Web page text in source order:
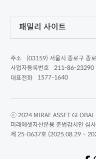
패밀리 사이트
주소
(03159) 서울시 종로구 종
사업자등록번호
211-86-23290
대표전화
1577-1640
ⓒ 2024 MIRAE ASSET GLOBAL
미래에셋자산운용 준법감시인 심
제 25-0637호 (2025.08.29 ~